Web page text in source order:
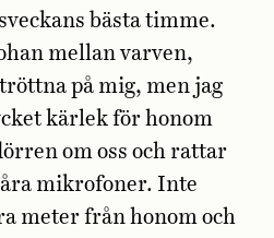
bästa timme.
mellan varven,
på mig, men jag
kärlek för honom
om oss och rattar
mikrofoner. Inte
meter från honom och